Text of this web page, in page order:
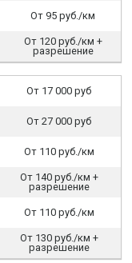
От 95 руб./км
От 120 руб./км +
разрешение
От 17 000 руб
От 27 000 руб
От 110 руб./км
От 140 руб./км +
разрешение
От 110 руб./км
От 130 руб./км +
разрешение